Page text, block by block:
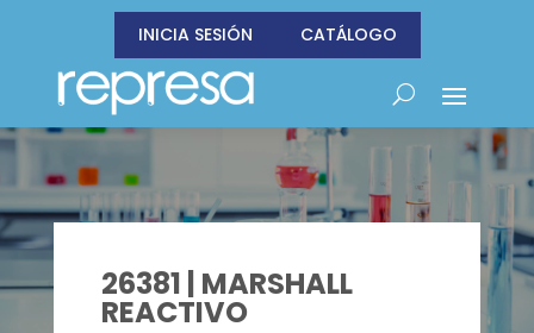
INICIA SESIÓN CATÁLOGO
26381 | MARSHALL
REACTIVO